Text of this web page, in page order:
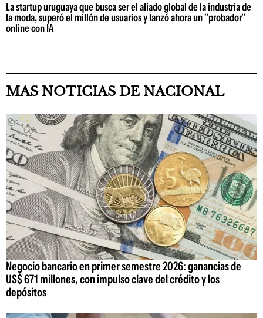
La startup uruguaya que busca ser el aliado global de la industria de
la moda, superó el millón de usuarios y lanzó ahora un "probador"
online con IA
MAS NOTICIAS DE NACIONAL
Negocio bancario en primer semestre 2026: ganancias de
US$ 671 millones, con impulso clave del crédito y los
depósitos